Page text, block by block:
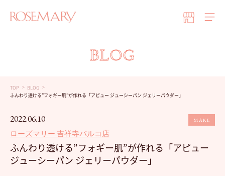
BLOG
TOP
BLOG
ふんわり透ける”フォギー肌”が作れる「アピュー ジューシーパン ジェリーパウダー」
2022.06.10
ローズマリー 吉祥寺パルコ店
MAKE
ふんわり透ける”フォギー肌”が作れる「アピュー
ジューシーパン ジェリーパウダー」